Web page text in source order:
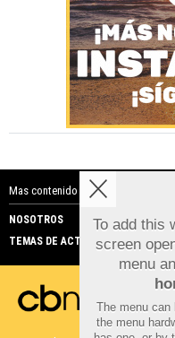
Mas contenido de Costa Blanca
NOSOTROS
TEMAS DE ACTUALIDAD
To add this
screen
menu
The menu can
the menu
Aviso
Utilizamos
cookies y
Privacidad y